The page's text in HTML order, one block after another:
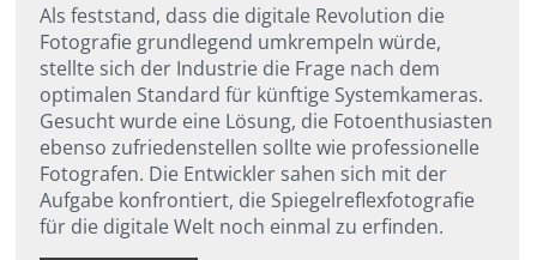
Als feststand, dass die digitale Revolution die
Fotografie grundlegend umkrempeln würde,
stellte sich der Industrie die Frage nach dem
optimalen Standard für künftige Systemkameras.
Gesucht wurde eine Lösung, die Fotoenthusiasten
ebenso zufriedenstellen sollte wie professionelle
Fotografen. Die Entwickler sahen sich mit der
Aufgabe konfrontiert, die Spiegelreflexfotografie
für die digitale Welt noch einmal zu erfinden.